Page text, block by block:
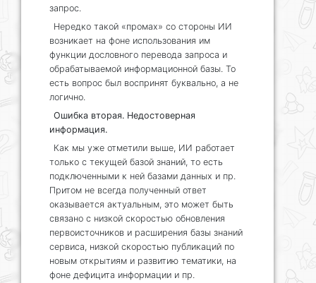
запрос.
Нередко такой «промах» со стороны ИИ
возникает на фоне использования им
функции дословного перевода запроса и
обрабатываемой информационной базы. То
есть вопрос был воспринят буквально, а не
логично.
Ошибка вторая. Недостоверная
информация.
Как мы уже отметили выше, ИИ работает
только с текущей базой знаний, то есть
подключенными к ней базами данных и пр.
Притом не всегда полученный ответ
оказывается актуальным, это может быть
связано с низкой скоростью обновления
первоисточников и расширения базы знаний
сервиса, низкой скоростью публикаций по
новым открытиям и развитию тематики, на
фоне дефицита информации и пр.